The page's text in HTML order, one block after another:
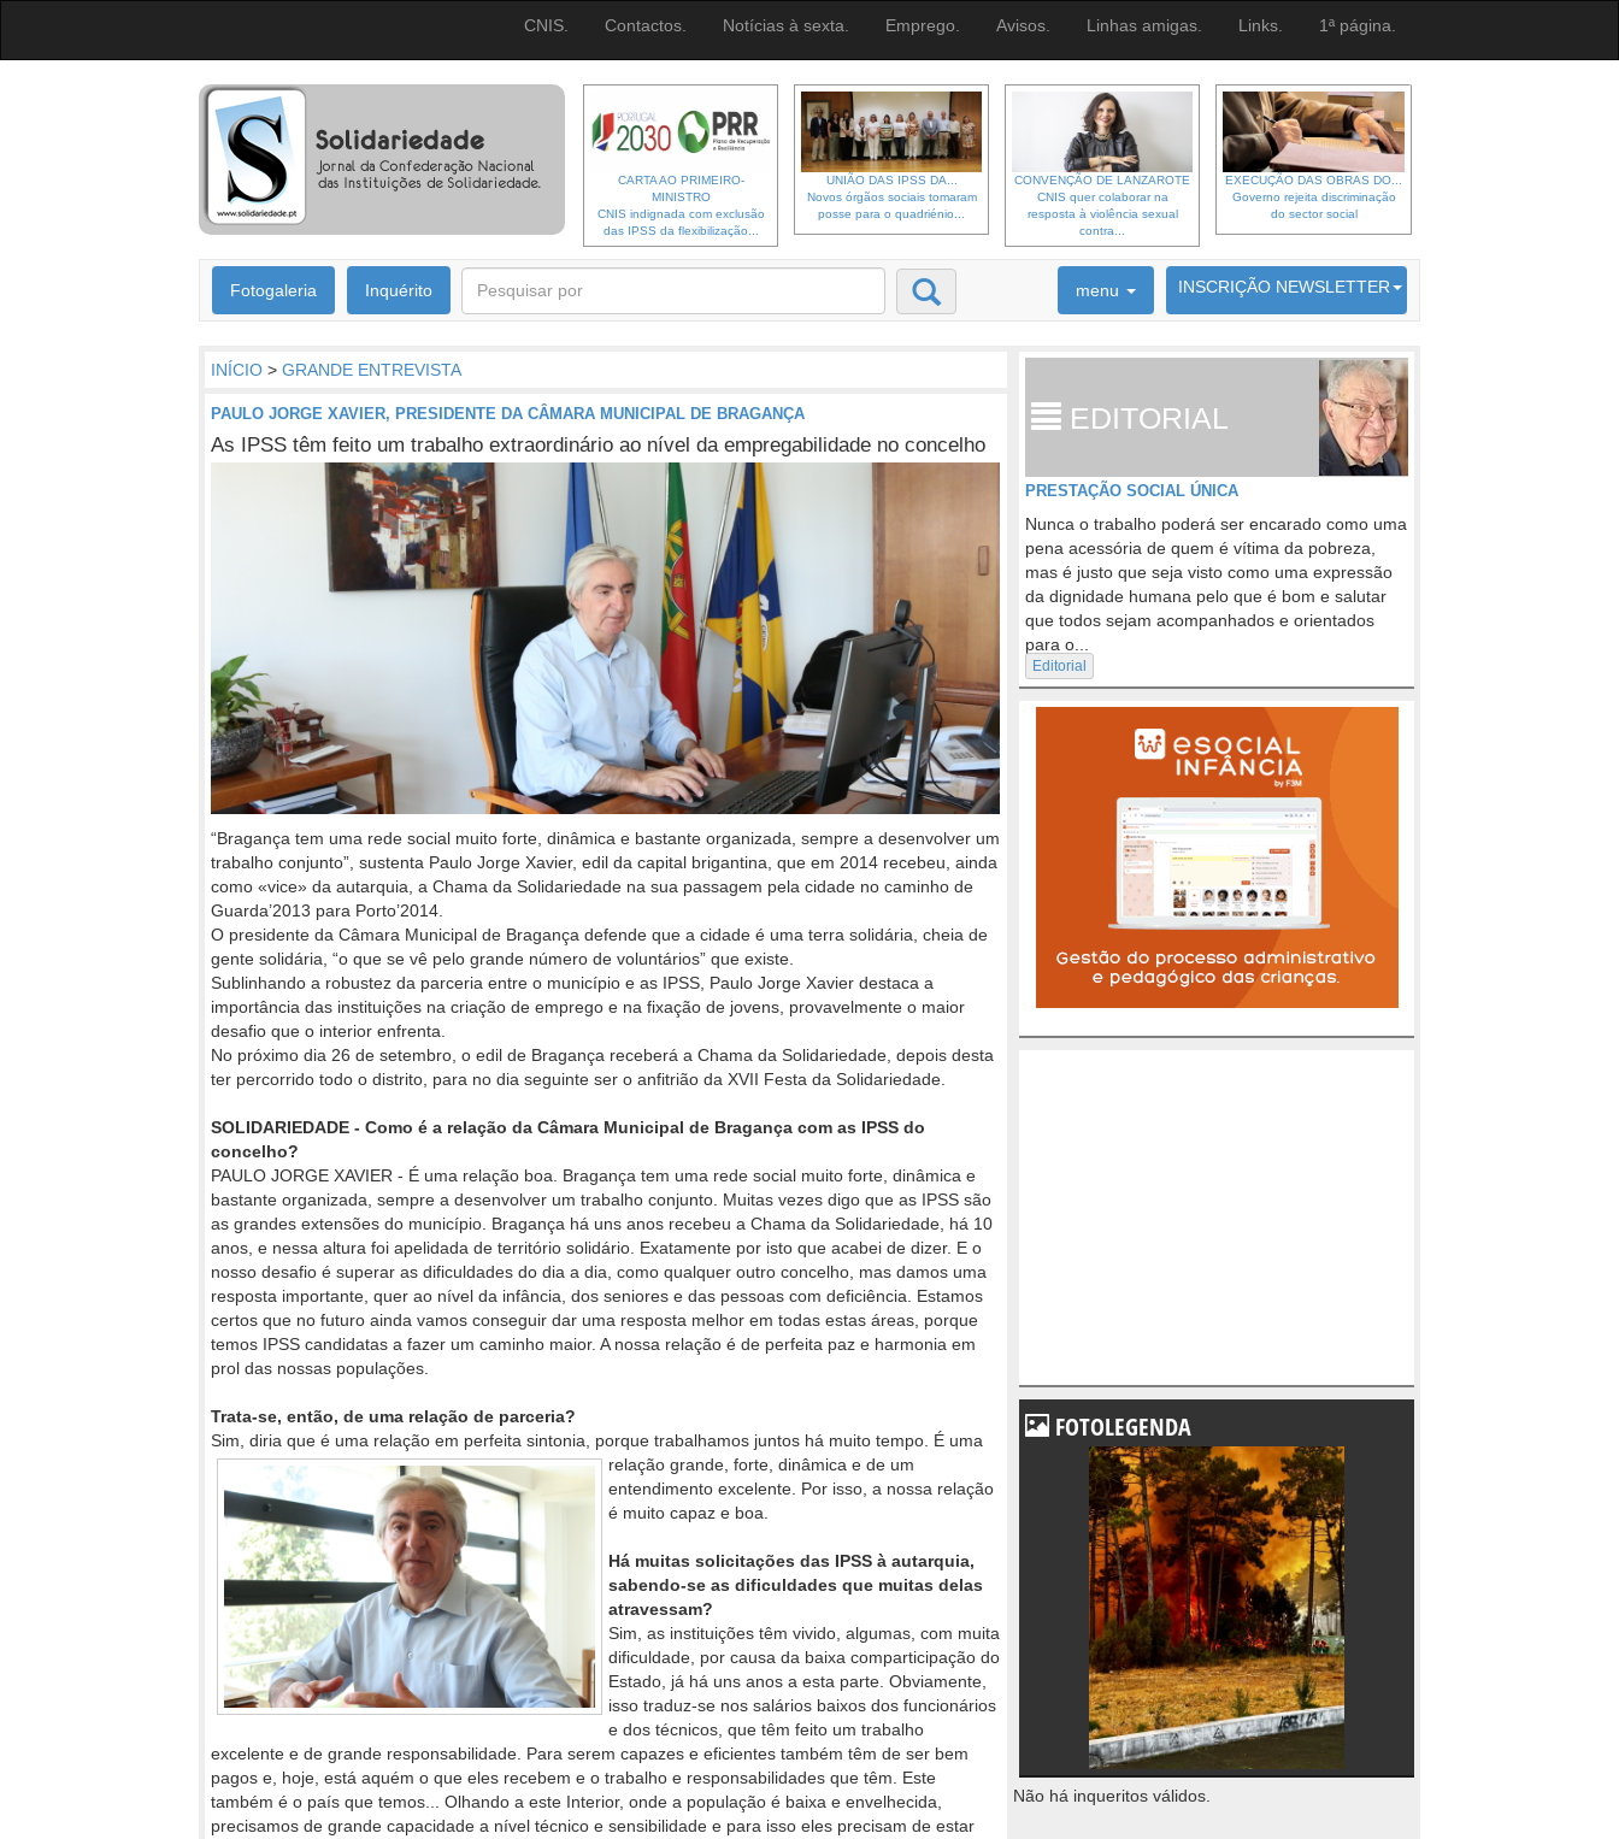
CNIS. Contactos. Notícias à sexta. Emprego. Avisos. Linhas amigas. Links. 1ª página.
CARTA AO PRIMEIRO-
MINISTRO
CNIS indignada com exclusão
das IPSS da flexibilização...
UNIÃO DAS IPSS DA...
Novos órgãos sociais tomaram
posse para o quadriénio...
CONVENÇÃO DE LANZAROTE
CNIS quer colaborar na
resposta à violência sexual
contra...
EXECUÇÃO DAS OBRAS DO...
Governo rejeita discriminação
do sector social
Fotogaleria Inquérito menu INSCRIÇÃO NEWSLETTER
6692 membros inscritos
INÍCIO > GRANDE ENTREVISTA
PAULO JORGE XAVIER, PRESIDENTE DA CÂMARA MUNICIPAL DE BRAGANÇA
As IPSS têm feito um trabalho extraordinário ao nível da empregabilidade no concelho
“Bragança tem uma rede social muito forte, dinâmica e bastante organizada, sempre a desenvolver um
trabalho conjunto”, sustenta Paulo Jorge Xavier, edil da capital brigantina, que em 2014 recebeu, ainda
como «vice» da autarquia, a Chama da Solidariedade na sua passagem pela cidade no caminho de
Guarda’2013 para Porto’2014.
O presidente da Câmara Municipal de Bragança defende que a cidade é uma terra solidária, cheia de
gente solidária, “o que se vê pelo grande número de voluntários” que existe.
Sublinhando a robustez da parceria entre o município e as IPSS, Paulo Jorge Xavier destaca a
importância das instituições na criação de emprego e na fixação de jovens, provavelmente o maior
desafio que o interior enfrenta.
No próximo dia 26 de setembro, o edil de Bragança receberá a Chama da Solidariedade, depois desta
ter percorrido todo o distrito, para no dia seguinte ser o anfitrião da XVII Festa da Solidariedade.
SOLIDARIEDADE - Como é a relação da Câmara Municipal de Bragança com as IPSS do
concelho?
PAULO JORGE XAVIER - É uma relação boa. Bragança tem uma rede social muito forte, dinâmica e
bastante organizada, sempre a desenvolver um trabalho conjunto. Muitas vezes digo que as IPSS são
as grandes extensões do município. Bragança há uns anos recebeu a Chama da Solidariedade, há 10
anos, e nessa altura foi apelidada de território solidário. Exatamente por isto que acabei de dizer. E o
nosso desafio é superar as dificuldades do dia a dia, como qualquer outro concelho, mas damos uma
resposta importante, quer ao nível da infância, dos seniores e das pessoas com deficiência. Estamos
certos que no futuro ainda vamos conseguir dar uma resposta melhor em todas estas áreas, porque
temos IPSS candidatas a fazer um caminho maior. A nossa relação é de perfeita paz e harmonia em
prol das nossas populações.
Trata-se, então, de uma relação de parceria?
Sim, diria que é uma relação em perfeita sintonia, porque trabalhamos juntos há muito tempo. É uma
relação grande, forte, dinâmica e de um
entendimento excelente. Por isso, a nossa relação
é muito capaz e boa.
Há muitas solicitações das IPSS à autarquia,
sabendo-se as dificuldades que muitas delas
atravessam?
Sim, as instituições têm vivido, algumas, com muita
dificuldade, por causa da baixa comparticipação do
Estado, já há uns anos a esta parte. Obviamente,
isso traduz-se nos salários baixos dos funcionários
e dos técnicos, que têm feito um trabalho
excelente e de grande responsabilidade. Para serem capazes e eficientes também têm de ser bem
pagos e, hoje, está aquém o que eles recebem e o trabalho e responsabilidades que têm. Este
também é o país que temos... Olhando a este Interior, onde a população é baixa e envelhecida,
precisamos de grande capacidade a nível técnico e sensibilidade e para isso eles precisam de estar
EDITORIAL
PRESTAÇÃO SOCIAL ÚNICA
Nunca o trabalho poderá ser encarado como uma
pena acessória de quem é vítima da pobreza,
mas é justo que seja visto como uma expressão
da dignidade humana pelo que é bom e salutar
que todos sejam acompanhados e orientados
para o...
Editorial
FOTOLEGENDA
Não há inqueritos válidos.